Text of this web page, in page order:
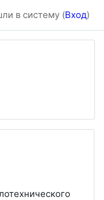
в систему (Вход)